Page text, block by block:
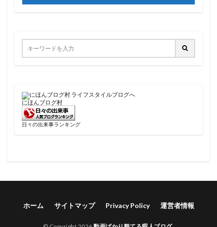
にほんブログ村
日々の出来事ランキング
ホーム サイトマップ Privacy Policy 運営者情報